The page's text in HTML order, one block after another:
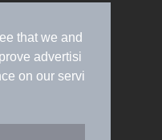
that we and
advertisi
on our servi
広告出稿のご案内
MEMBERS+規約
ヘルプ
採用情報